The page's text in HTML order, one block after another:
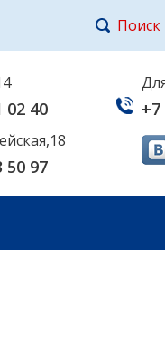
Поиск
02 40
50 97
+7